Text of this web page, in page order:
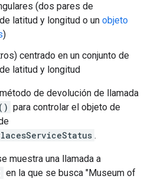
(dos pares de
latitud y longitud o un objeto
)
centrado en un conjunto de
latitud y longitud
de devolución de llamada
para controlar el objeto de
.
muestra una llamada a
en la que se busca "Museum of